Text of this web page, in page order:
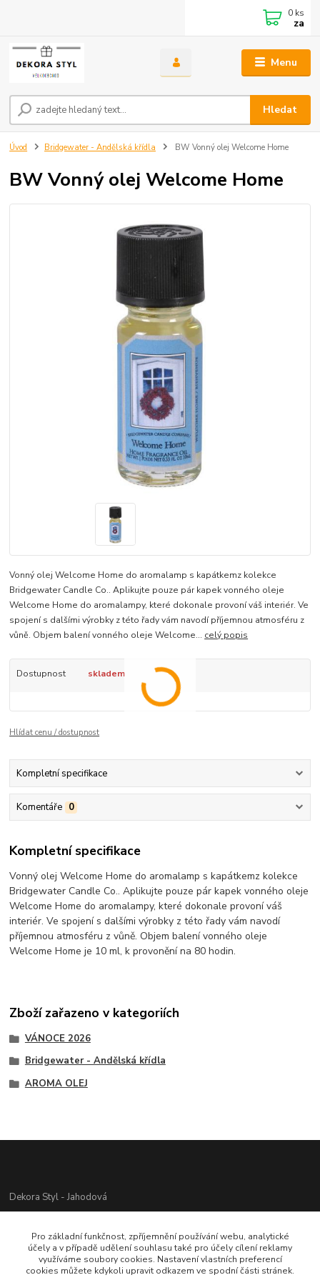
Menu
Hledat
0 ks
za
Úvod Bridgewater - Andělská křídla BW Vonný olej Welcome Home
BW Vonný olej Welcome Home
Vonný olej Welcome Home do aromalamp s kapátkemz kolekce
Bridgewater Candle Co.. Aplikujte pouze pár kapek vonného oleje
Welcome Home do aromalampy, které dokonale provoní váš interiér. Ve
spojení s dalšími výrobky z této řady vám navodí příjemnou atmosféru z
vůně. Objem balení vonného oleje Welcome... celý popis
Dostupnost skladem
Hlídat cenu / dostupnost
Kompletní specifikace
Komentáře 0
Kompletní specifikace
Vonný olej Welcome Home do aromalamp s kapátkemz kolekce
Bridgewater Candle Co.. Aplikujte pouze pár kapek vonného oleje
Welcome Home do aromalampy, které dokonale provoní váš
interiér. Ve spojení s dalšími výrobky z této řady vám navodí
příjemnou atmosféru z vůně. Objem balení vonného oleje
Welcome Home je 10 ml, k provonění na 80 hodin.
Zboží zařazeno v kategoriích
VÁNOCE 2026
Bridgewater - Andělská křídla
AROMA OLEJ
Dekora Styl - Jahodová
721312944
info@zbozi-darky.cz
Pro základní funkčnost, zpříjemnění používání webu, analytické
účely a v případě udělení souhlasu také pro účely cílení reklamy
využíváme soubory cookies. Nastavení vlastních preferencí
cookies můžete kdykoli upravit odkazem ve spodní části stránek.